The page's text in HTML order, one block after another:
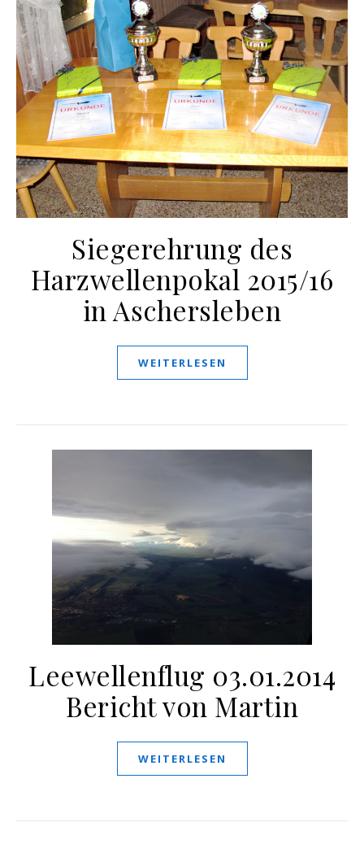
Siegerehrung des
Harzwellenpokal 2015/16
in Aschersleben
WEITERLESEN
Leewellenflug 03.01.2014
Bericht von Martin
WEITERLESEN